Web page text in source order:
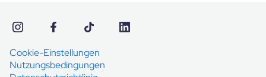
Cookie-Einstellungen
Nutzungsbedingungen